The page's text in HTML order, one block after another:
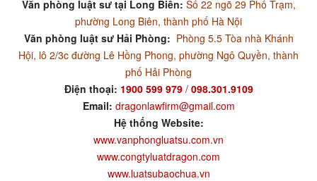
Văn phòng luật sư tại Long Biên: Số 22 ngõ 29 Phố Trạm,
phường Long Biên, thành phố Hà Nội
Văn phòng luật sư Hải Phòng: Phòng 5.5 Tòa nhà Khánh
Hội, lô 2/3c đường Lê Hồng Phong, phường Ngô Quyền, thành
phố Hải Phòng
Điện thoại: 1900 599 979/ 098.301.9109
Email: dragonlawfirm@gmail.com
Hệ thống Website:
www.vanphongluatsu.com.vn
www.congtyluatdragon.com
www.luatsubaochua.vn